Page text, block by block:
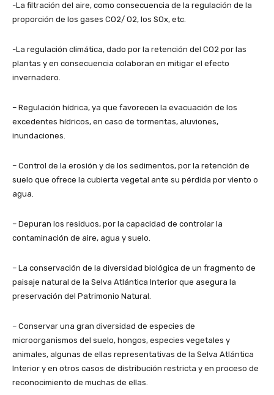
-La filtración del aire, como consecuencia de la regulación de la
proporción de los gases CO2/ O2, los SOx, etc.
-La regulación climática, dado por la retención del CO2 por las
plantas y en consecuencia colaboran en mitigar el efecto
invernadero.
– Regulación hídrica, ya que favorecen la evacuación de los
excedentes hídricos, en caso de tormentas, aluviones,
inundaciones.
– Control de la erosión y de los sedimentos, por la retención de
suelo que ofrece la cubierta vegetal ante su pérdida por viento o
agua.
– Depuran los residuos, por la capacidad de controlar la
contaminación de aire, agua y suelo.
– La conservación de la diversidad biológica de un fragmento de
paisaje natural de la Selva Atlántica Interior que asegura la
preservación del Patrimonio Natural.
– Conservar una gran diversidad de especies de
microorganismos del suelo, hongos, especies vegetales y
animales, algunas de ellas representativas de la Selva Atlántica
Interior y en otros casos de distribución restricta y en proceso de
reconocimiento de muchas de ellas.